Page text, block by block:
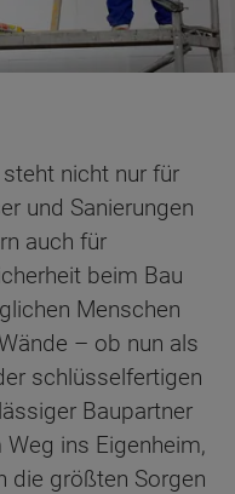
nicht nur für
und Sanierungen
auch für
beim Bau
Menschen
– ob nun als
schlüsselfertigen
Baupartner
ins Eigenheim,
die größten Sorgen